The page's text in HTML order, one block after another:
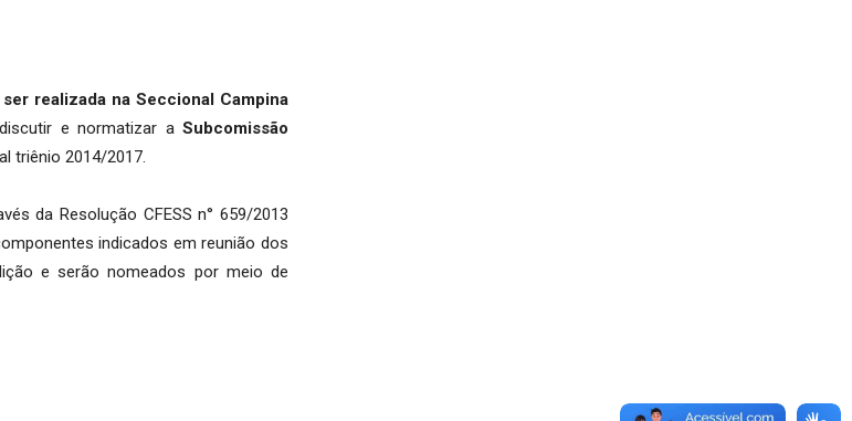
realizada na Seccional Campina
e normatizar aSubcomissão
triênio 2014/2017.
da Resolução CFESS n° 659/2013
indicados em reunião dos
e serão nomeados por meio de